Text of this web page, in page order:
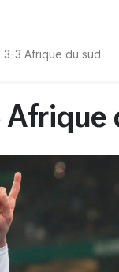
3-3 Afrique du sud